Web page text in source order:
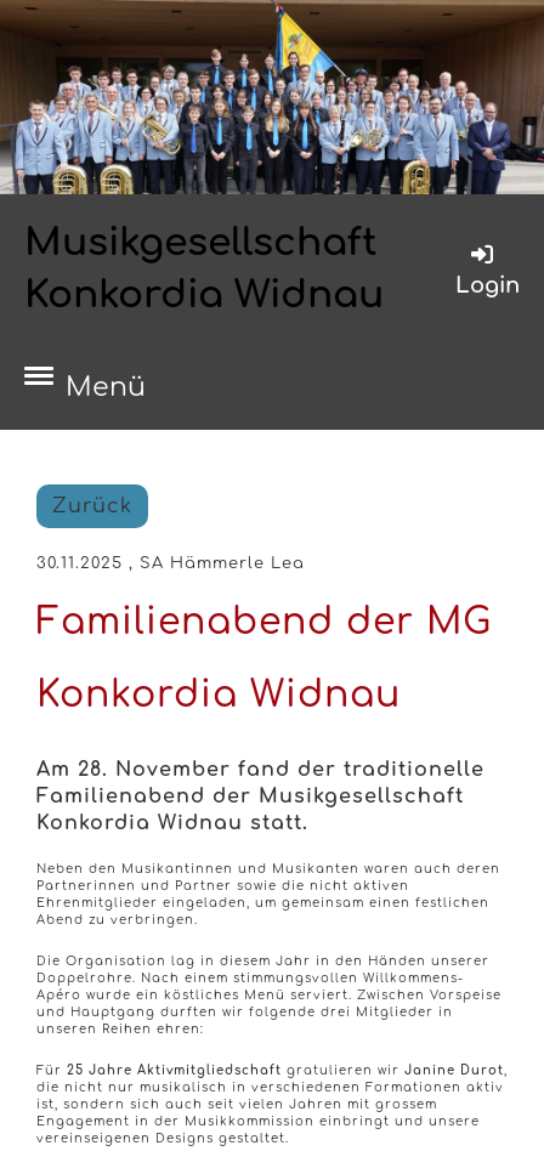
Musikgesellschaft
Konkordia Widnau
Login
Menü
Zurück
30.11.2025 , SA Hämmerle Lea
Familienabend der MG
Konkordia Widnau
Am 28. November fand der traditionelle
Familienabend der Musikgesellschaft
Konkordia Widnau statt.
Neben den Musikantinnen und Musikanten waren auch deren
Partnerinnen und Partner sowie die nicht aktiven
Ehrenmitglieder eingeladen, um gemeinsam einen festlichen
Abend zu verbringen.
Die Organisation lag in diesem Jahr in den Händen unserer
Doppelrohre. Nach einem stimmungsvollen Willkommens-
Apéro wurde ein köstliches Menü serviert. Zwischen Vorspeise
und Hauptgang durften wir folgende drei Mitglieder in
unseren Reihen ehren:
Für 25 Jahre Aktivmitgliedschaft gratulieren wir Janine Durot
die nicht nur musikalisch in verschiedenen Formationen aktiv
ist, sondern sich auch seit vielen Jahren mit grossem
Engagement in der Musikkommission einbringt und unsere
vereinseigenen Designs gestaltet.